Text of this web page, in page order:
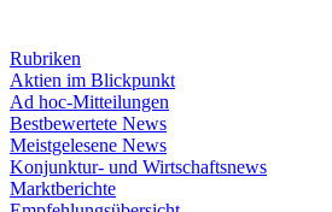
Rubriken
Aktien im Blickpunkt
Ad hoc-Mitteilungen
Bestbewertete News
Meistgelesene News
Konjunktur- und Wirtschaftsnews
Marktberichte